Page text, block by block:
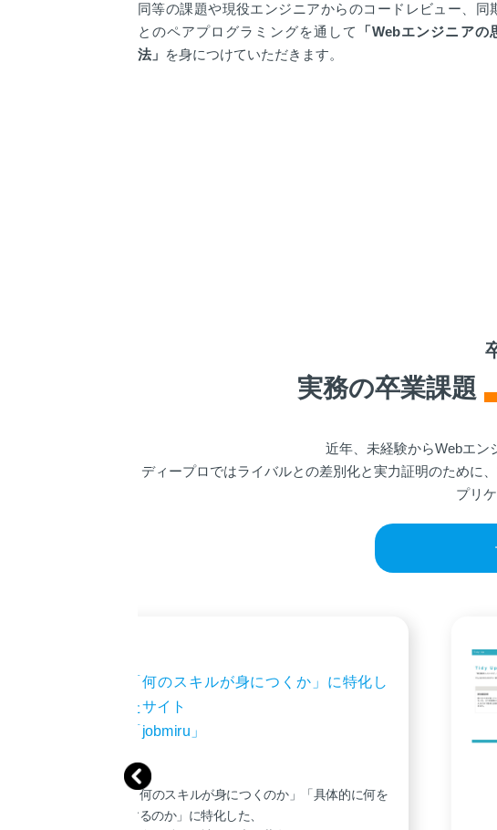
同等の課題や現役エンジニアからのコードレビュー、同
とのペアプログラミングを通して
「Webエンジニアの
法」 を身につけていただきます。
実務の卒業課題
近年、未経験からWebエン
ディープロではライバルとの差別化と実力証明のために
プリ
「何のスキルが身につくか」に特化し
たサイト
「jobmiru」
「何のスキルが身につくのか」「具体的に何を
するのか」に特化した、